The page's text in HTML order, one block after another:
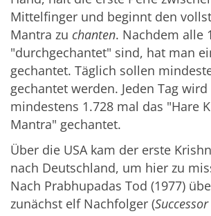
Mittelfinger und beginnt den
Mantra zu chanten. Nachdem alle
"durchgechantet" sind, hat man
gechantet. Täglich sollen
gechantet werden. Jeden Tag wird
mindestens 1.728 mal das "Hare
Mantra" gechantet.
Über die USA kam der erste
nach Deutschland, um hier zu
Nach Prabhupadas Tod (1977)
zunächst elf Nachfolger (